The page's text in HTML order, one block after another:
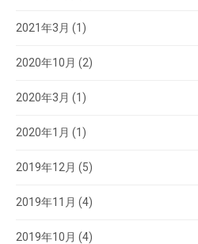
2021年3月 (1)
2020年10月 (2)
2020年3月 (1)
2020年1月 (1)
2019年12月 (5)
2019年11月 (4)
2019年10月 (4)